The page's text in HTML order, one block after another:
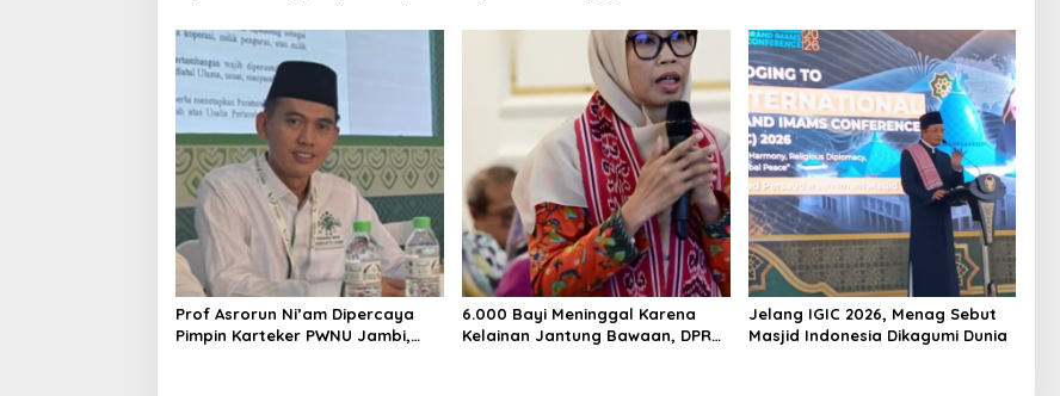
Layak
Prof Asrorun Ni’am Dipercaya
Pimpin Karteker PWNU Jambi,
6.000 Bayi Meninggal Karena
Kelainan Jantung Bawaan, DPR
Jelang IGIC 2026, Menag Sebut
Masjid Indonesia Dikagumi Dunia